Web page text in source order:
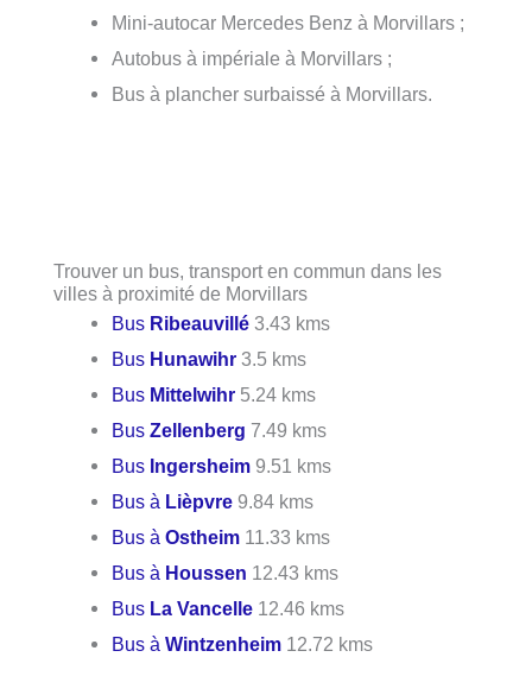
Mini-autocar Mercedes Benz à Morvillars ;
Autobus à impériale à Morvillars ;
Bus à plancher surbaissé à Morvillars.
Trouver un bus, transport en commun dans les
villes à proximité de Morvillars
Bus Ribeauvillé 3.43 kms
Bus Hunawihr 3.5 kms
Bus Mittelwihr 5.24 kms
BusZellenberg 7.49 kms
Bus Ingersheim 9.51 kms
Bus à Lièpvre 9.84 kms
Bus àOstheim 11.33 kms
Bus à Houssen 12.43 kms
Bus La Vancelle 12.46 kms
Bus àWintzenheim 12.72 kms